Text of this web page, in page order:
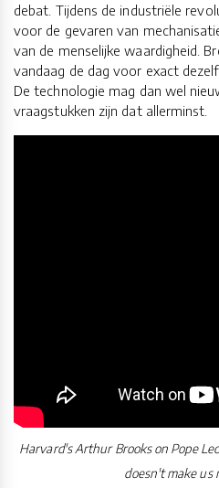
debat. Tijdens de industriële
voor de gevaren van
van de menselijke waardigheid.
vandaag de dag voor exact
De technologie mag dan wel
vraagstukken zijn dat allerminst.
Harvard's Arthur Brooks on Pope
doesn't make us